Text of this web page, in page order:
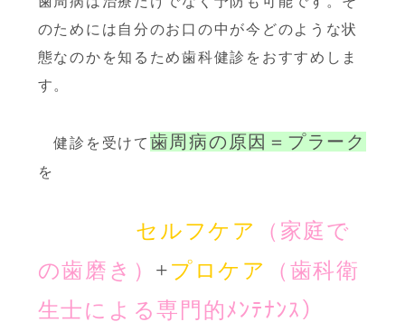
のためには自分のお口の中が今どのような状
態なのかを知るため歯科健診をおすすめ しま
す。
健診を受けて 歯周病の原因＝プラーク
を
セルフケア
（家庭で
の歯磨き） +プロケア
（歯科衛
生士による専門的ﾒﾝﾃﾅﾝｽ）